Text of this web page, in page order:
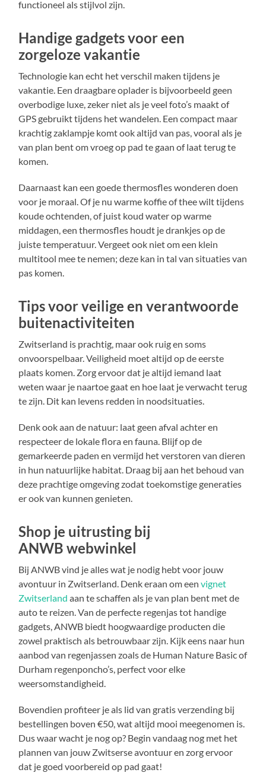
functioneel als stijlvol zijn.
Handige gadgets voor een
zorgeloze vakantie
Technologie kan echt het verschil maken tijdens je
vakantie. Een draagbare oplader is bijvoorbeeld geen
overbodige luxe, zeker niet als je veel foto’s maakt of
GPS gebruikt tijdens het wandelen. Een compact maar
krachtig zaklampje komt ook altijd van pas, vooral als je
van plan bent om vroeg op pad te gaan of laat terug te
komen.
Daarnaast kan een goede thermosfles wonderen doen
voor je moraal. Of je nu warme koffie of thee wilt tijdens
koude ochtenden, of juist koud water op warme
middagen, een thermosfles houdt je drankjes op de
juiste temperatuur. Vergeet ook niet om een klein
multitool mee te nemen; deze kan in tal van situaties van
pas komen.
Tips voor veilige en verantwoorde
buitenactiviteiten
Zwitserland is prachtig, maar ook ruig en soms
onvoorspelbaar. Veiligheid moet altijd op de eerste
plaats komen. Zorg ervoor dat je altijd iemand laat
weten waar je naartoe gaat en hoe laat je verwacht terug
te zijn. Dit kan levens redden in noodsituaties.
Denk ook aan de natuur: laat geen afval achter en
respecteer de lokale flora en fauna. Blijf op de
gemarkeerde paden en vermijd het verstoren van dieren
in hun natuurlijke habitat. Draag bij aan het behoud van
deze prachtige omgeving zodat toekomstige generaties
er ook van kunnen genieten.
Shop je uitrusting bij
ANWB webwinkel
Bij ANWB vind je alles wat je nodig hebt voor jouw
avontuur in Zwitserland. Denk eraan om eenvignet
Zwitserland aan te schaffen als je van plan bent met de
auto te reizen. Van de perfecte regenjas tot handige
gadgets, ANWB biedt hoogwaardige producten die
zowel praktisch als betrouwbaar zijn. Kijk eens naar hun
aanbod van regenjassen zoals de Human Nature Basic of
Durham regenponcho’s, perfect voor elke
weersomstandigheid.
Bovendien profiteer je als lid van gratis verzending bij
bestellingen boven €50, wat altijd mooi meegenomen is.
Dus waar wacht je nog op? Begin vandaag nog met het
plannen van jouw Zwitserse avontuur en zorg ervoor
dat je goed voorbereid op pad gaat!